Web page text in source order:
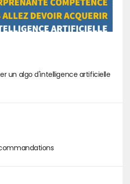
un algo d'intelligence artificielle